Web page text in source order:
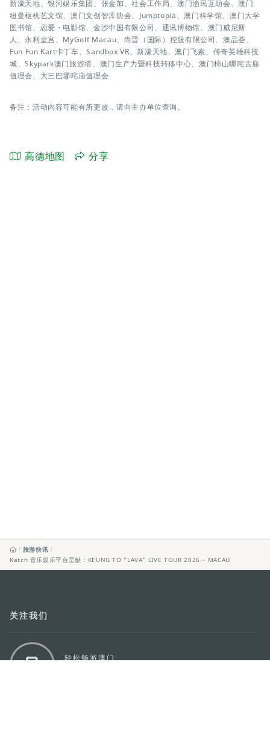
新濠天地、银河娱乐集团、张金加、社会工作局、澳门渔民互助会、澳门
纽曼枢机艺文馆、澳门文创智库协会、Jumptopia、澳门科学馆、澳门大学
图书馆、恋爱・电影馆、金沙中国有限公司、通讯博物馆、澳门威尼斯
人、永利皇宫、MyGolf Macau、尚晋（国际）控股有限公司、澳品荟、
Fun Fun Kart卡丁车、Sandbox VR、新濠天地、澳门飞索、传奇英雄科技
城、Skypark澳门旅游塔、澳门生产力暨科技转移中心、澳门柿山哪咤古庙
值理会、大三巴哪咤庙值理会
备注：活动内容可能有所更改，请向主办单位查询。
高德地图 分享
旅游快讯
Katch 音乐娱乐平台呈献：KEUNG TO “LAVA” LIVE TOUR 2026 – MACAU
关注我们
轻松畅游澳门